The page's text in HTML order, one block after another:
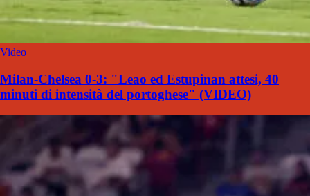
Video
Milan-Chelsea 0-3: "Leao ed Estupinan attesi, 40
minuti di intensità del portoghese" (VIDEO)